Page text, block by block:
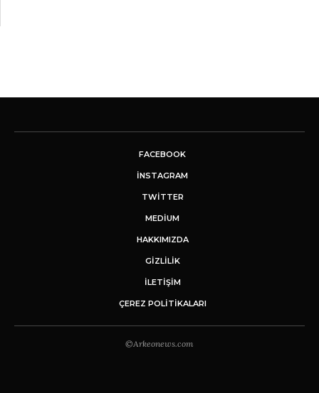
FACEBOOK
INSTAGRAM
TWITTER
MEDIUM
HAKKIMIZDA
GİZLİLİK
İLETIŞIM
ÇEREZ POLITIKALARI
©Arkeonews.com